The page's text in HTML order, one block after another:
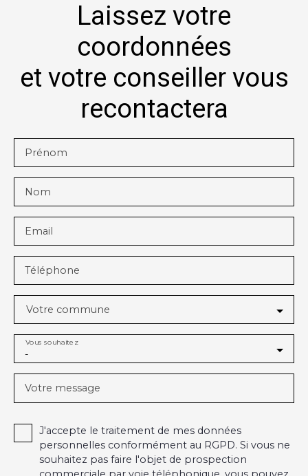
Laissez votre
coordonnées
et votre conseiller vous
recontactera
Prénom
Nom
Email
Téléphone
Votre commune
-
Vous souhaitez
Votre message
J'accepte le traitement de mes données
personnelles conformément au RGPD. Si vous ne
souhaitez pas faire l'objet de prospection